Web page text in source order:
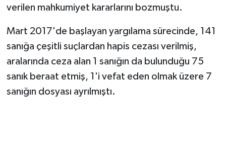
verilen mahkumiyet kararlarını bozmuştu.
Mart 2017'de başlayan yargılama sürecinde, 141
sanığa çeşitli suçlardan hapis cezası verilmiş,
aralarında ceza alan 1 sanığın da bulunduğu 75
sanık beraat etmiş, 1'i vefat eden olmak üzere 7
sanığın dosyası ayrılmıştı.